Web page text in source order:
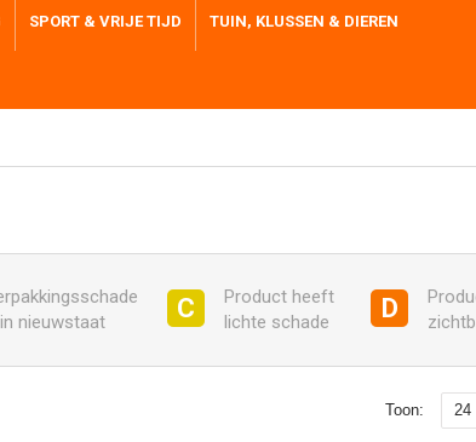
SPORT & VRIJE TIJD TUIN, KLUSSEN & DIEREN
nieuwstaat
C
Product heeft
lichte schade
D
Toon: 24